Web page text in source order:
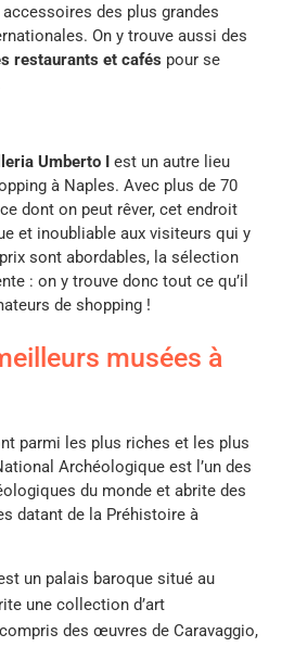
des plus grandes
On y trouve aussi des
restaurants et cafés pour se
Umberto
est un autre lieu
à Naples. Avec plus de 70
dont on peut rêver, cet endroit
et inoubliable aux visiteurs qui y
sont abordables, la sélection
: on y trouve donc tout ce qu’il
de shopping !
musées à
parmi les plus riches et les plus
Archéologique est l’un des
du monde et abrite des
datant de la Préhistoire à
un palais baroque situé au
une collection d’art
des œuvres de Caravaggio,